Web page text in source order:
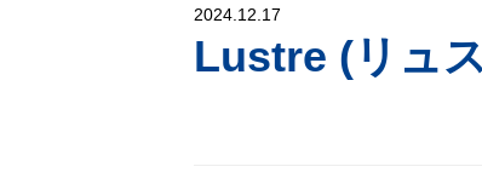
2024.12.17
Lustre (リュ